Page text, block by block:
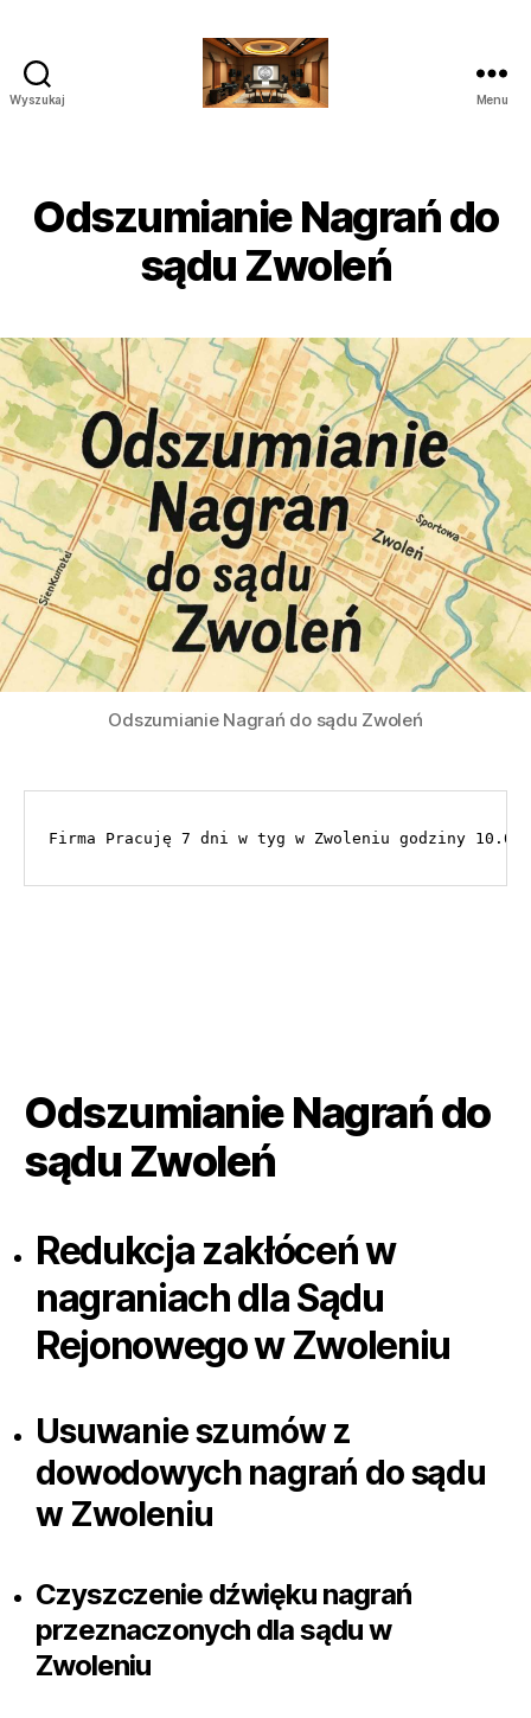
Wyszukaj
Sądu
Audio
Wideo
Menu
Odszumianie Nagrań do
sądu Zwoleń
Odszumianie Nagrań do sądu Zwoleń
Firma Pracuję 7 dni w tyg w Zwoleniu godziny
Odszumianie Nagrań do
sądu Zwoleń
Redukcja zakłóceń w
nagraniach dla Sądu
Rejonowego w Zwoleniu
Usuwanie szumów z
dowodowych nagrań do sądu
w Zwoleniu
Czyszczenie dźwięku nagrań
przeznaczonych dla sądu w
Zwoleniu